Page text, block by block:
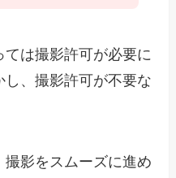
は撮影許可が必要に
、撮影許可が不要な
影をスムーズに進め